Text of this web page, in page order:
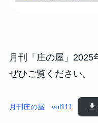
月刊「庄の屋」2025
ぜひご覧ください。
月刊庄の屋 vol111